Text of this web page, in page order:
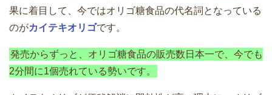
果に着目して、今ではオリゴ糖食品の代名詞となっている
のがカイテキオリゴです。
発売からずっと、オリゴ糖食品の販売数日本一で、今でも
2分間に1個売れている勢いです。